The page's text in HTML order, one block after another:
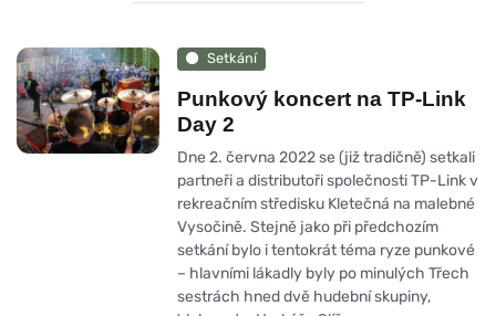
Setkání
Punkový koncert na TP-Link
Day 2
Dne 2. června 2022 se (již tradičně) setkali
partneři a distributoři společnosti TP-Link v
rekreačním středisku Kletečná na malebné
Vysočině. Stejně jako při předchozím
setkání bylo i tentokrát téma ryze punkové
– hlavními lákadly byly po minulých Třech
sestrách hned dvě hudební skupiny,